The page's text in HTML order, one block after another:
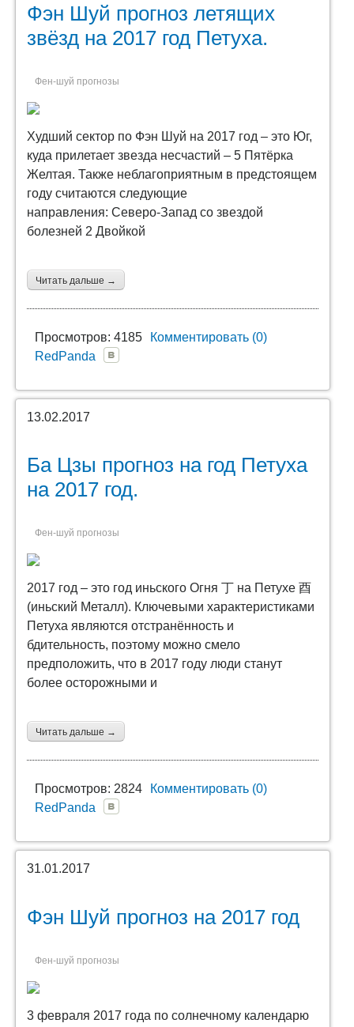
Фэн Шуй прогноз летящих
звёзд на 2017 год Петуха.
Фен-шуй прогнозы
Худший сектор по Фэн Шуй на 2017 год – это Юг,
куда прилетает звезда несчастий – 5 Пятёрка
Желтая. Также неблагоприятным в предстоящем
году считаются следующие
направления: Северо-Запад со звездой
болезней 2 Двойкой
Читать дальше →
Просмотров: 4185
Комментировать (0)
RedPanda
13.02.2017
Ба Цзы прогноз на год Петуха
на 2017 год.
Фен-шуй прогнозы
2017 год – это год иньского Огня 丁 на Петухе 酉
(иньский Металл). Ключевыми характеристиками
Петуха являются отстранённость и
бдительность, поэтому можно смело
предположить, что в 2017 году люди станут
более осторожными и
Читать дальше →
Просмотров: 2824
Комментировать (0)
RedPanda
31.01.2017
Фэн Шуй прогноз на 2017 год
Фен-шуй прогнозы
3 февраля 2017 года по солнечному календарю